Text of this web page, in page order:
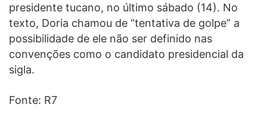
presidente tucano, no último sábado (14). No
texto, Doria chamou de “tentativa de golpe” a
possibilidade de ele não ser definido nas
convenções como o candidato presidencial da
sigla.
Fonte: R7